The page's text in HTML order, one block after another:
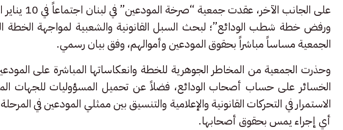
على الجانب
ورفض خطة شطب الودائع”؛ لبحث السبل القانونية والشعبية لمواجهة الخطة التي
الجمعية مساساً مباشراً بحقوق المودعين وأموالهم، وفق بيان رسمي.
وحذرت الجمعية من المخاطر الجوهرية للخطة وانعكاساتها المباشرة على
الخسائر على حساب أصحاب الودائع، فضلاً عن تحميل المسؤوليات للجهات
الاستمرار في التحركات القانونية والإعلامية والتنسيق بين ممثلي المودعين في
أي إجراء يمس بحقوق أصحابها.